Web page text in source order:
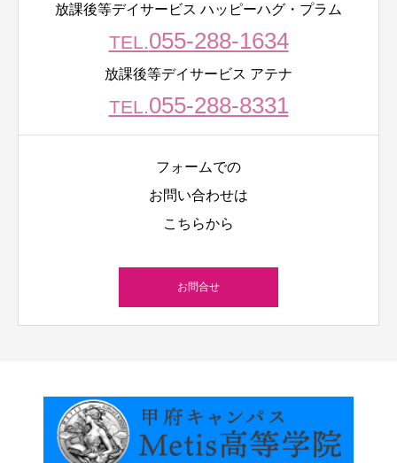
放課後等デイサービス ハッピーハグ・プラム
TEL.055-288-1634
放課後等デイサービス アテナ
TEL.055-288-8331
フォームでの
お問い合わせは
こちらから
お問合せ